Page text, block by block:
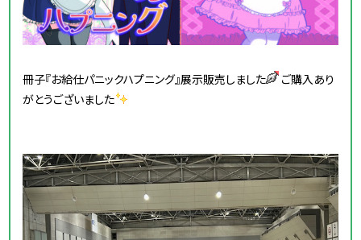
冊子『お給仕パニックハプニング』展示販売しました
ご購入あり
がとうございました